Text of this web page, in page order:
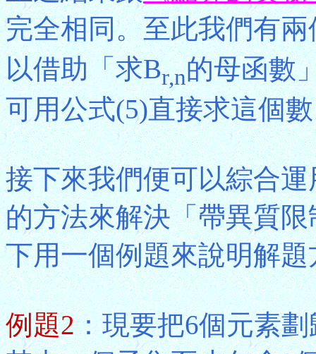
完全相同。至此我們有
以借助「求Br,n的母函數
可用公式(5)直接求這個
接下來我們便可以綜合
的方法來解決「帶異質
下用一個例題來說明解題
例題2：現要把6個元素